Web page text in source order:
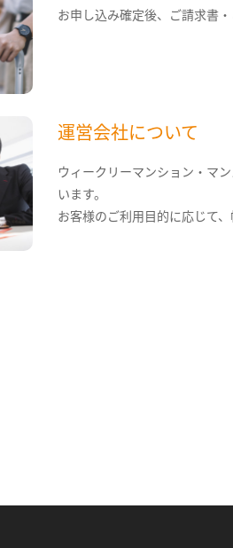
お申し込み確定後、ご請求書
運営会社について
ウィークリーマンション・マ
います。
お客様のご利用目的に応じて